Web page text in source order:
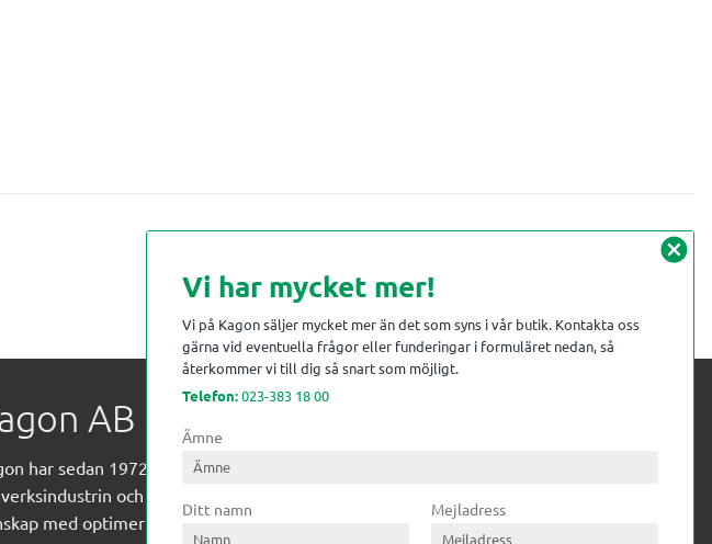
AB
har sedan 1972 levererat kompetens till
och övrig industri. Till träindustrin tillför vi
med optimeringslösningar från timmerplanen hela
cancel
Vi har mycket mer!
Vi på Kagon säljer mycket mer än det som syns i vår butik. Kontakta oss
gärna vid eventuella frågor eller funderingar i formuläret nedan, så
återkommer vi till dig så snart som möjligt.
Telefon:023-383 18 00
Ämne
Ditt namn Mejladress